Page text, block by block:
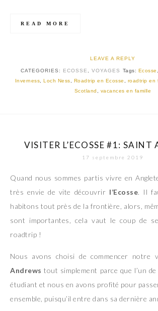
READ MORE
LEAVE A REPLY
CATEGORIES: ECOSSE VOYAGES Tags: Ecosse
Inverness ,Loch Ness Roadtrip en Ecosse roadtrip en
Scotland
vacances en famille
VISITER L’ECOSSE #1: SAINT
17 septembre 2019
Quand nous sommes partis vivre en
très envie de vite découvrir l’Ecosse. Il
habitons tout près de la frontière, alors,
sont importantes, cela vaut le coup de
roadtrip !
Nous avons choisi de commencer notre
Andrews tout simplement parce que l’un
étudiant et nous en avons profité pour
ensemble, puisqu’il entre dans sa dernière